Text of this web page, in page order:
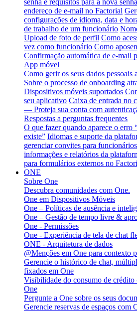
endereço de e-mail no Factorial
configurações de idioma, data e
de trabalho de um funcionário
Upload de foto de perfil Como
vez como funcionário Como
Confirmação automática de e-mail
App móvel
Como gerir os seus dados
Sobre o processo de onboarding
Dispositivos móveis suportados
seu aplicativo Caixa de entrada no
— Proteja sua conta com
Respostas a perguntas frequentes
O que fazer quando aparece o erro
existe” Idiomas e suporte da
gerenciar convites para funcionários
informações e relatórios da
para formulários externos no
ONE
Sobre One
Descubra comunidades com One.
One em Dispositivos Móveis
One – Políticas de ausência e
One – Gestão de tempo livre &
One - Permissões
One - Experiência de tela de chat
ONE - Arquitetura de dados
@Menções em One para contexto
Gerencie o histórico de chat,
fixados em One
Visibilidade do consumo de crédito
One
Pergunte a One sobre os seus
Gerencie reservas de espaços com